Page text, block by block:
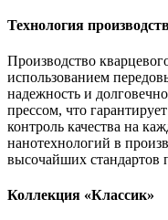
Технология
Производство
использованием
надежность и
прессом, что
контроль качества на
нанотехнологий в
высочайших стандартов
Коллекция «Классик»